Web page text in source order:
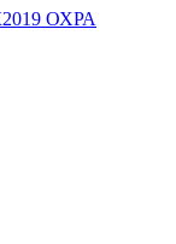
ОХРА